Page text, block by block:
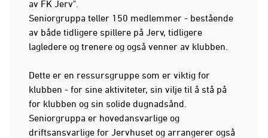
av FK Jerv".
Seniorgruppa teller 150 medlemmer - bestående
av både tidligere spillere på Jerv, tidligere
lagledere og trenere og også venner av klubben.
Dette er en ressursgruppe som er viktig for
klubben - for sine aktiviteter, sin vilje til å stå på
for klubben og sin solide dugnadsånd.
Seniorgruppa er hovedansvarlige og
driftsansvarlige for Jervhuset og arrangerer også